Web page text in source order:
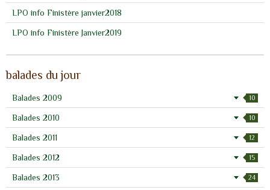
LPO info Finistère janvier2018
LPO info Finistère Janvier2019
balades du jour
Balades 2009 10
Balades 2010 10
Balades 2011 12
Balades 2012 15
Balades 2013 24